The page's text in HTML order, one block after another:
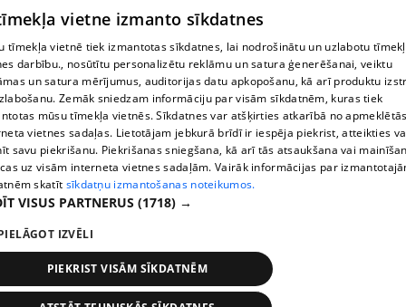
noteikumi
Komentāru pievienošana
TV programma
Līguma noteikumi
360 Ziņu kontakti
Helio Media
Portāla palīdzības dienests: e-pasts -
All rights reserved.
vietne izmanto sīkdatnes
tīmekļa vietnē tiek izmantotas sīkdatnes, lai nodrošinātu un uzlabotu
darbību., nosūtītu personalizētu reklāmu un satura ģenerēšanai, veiktu
un satura mērījumus, auditorijas datu apkopošanu, kā arī produktu
Zemāk sniedzam informāciju par visām sīkdatnēm, kuras tiek
mūsu tīmekļa vietnēs. Sīkdatnes var atšķirties atkarībā no
vietnes sadaļas. Lietotājam jebkurā brīdī ir iespēja piekrist, atteikties
savu piekrišanu. Piekrišanas sniegšana, kā arī tās atsaukšana vai
uz visām interneta vietnes sadaļām. Vairāk informācijas par
skatīt sīkdatņu izmantošanas noteikumos.
VISUS PARTNERUS (1718) →
IZVĒLI
PIEKRIST VISĀM SĪKDATNĒM